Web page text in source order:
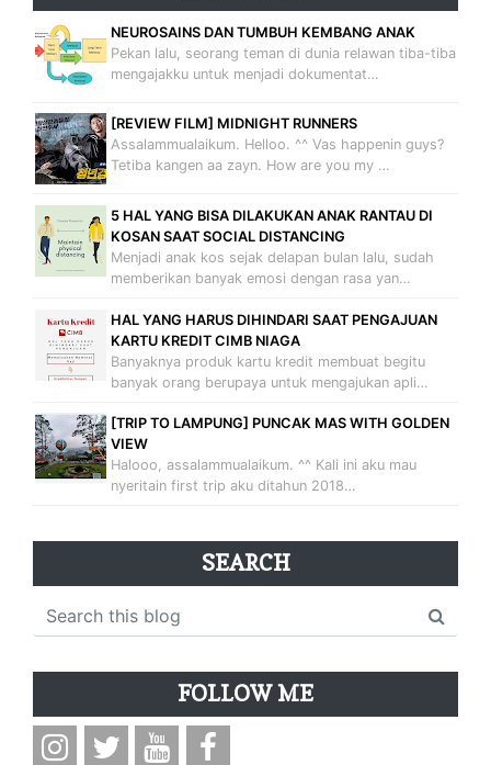
NEUROSAINS DAN TUMBUH KEMBANG ANAK
Pekan lalu, seorang teman di dunia relawan tiba-tiba
mengajakku untuk menjadi dokumentat…
[REVIEW FILM] MIDNIGHT RUNNERS
Assalammualaikum. Helloo. ^^ Vas happenin guys?
Tetiba kangen aa zayn. How are you my …
5 HAL YANG BISA DILAKUKAN ANAK RANTAU DI
KOSAN SAAT SOCIAL DISTANCING
Menjadi anak kos sejak delapan bulan lalu, sudah
memberikan banyak emosi dengan rasa yan…
HAL YANG HARUS DIHINDARI SAAT PENGAJUAN
KARTU KREDIT CIMB NIAGA
Banyaknya produk kartu kredit membuat begitu
banyak orang berupaya untuk mengajukan apli…
[TRIP TO LAMPUNG] PUNCAK MAS WITH GOLDEN
VIEW
Halooo, assalammualaikum. ^^ Kali ini aku mau
nyeritain first trip aku ditahun 2018…
SEARCH
FOLLOW ME